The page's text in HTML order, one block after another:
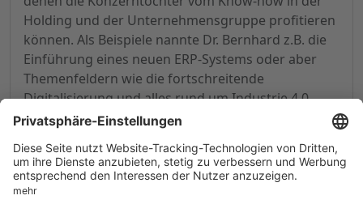
Holding und der Unternehmensgruppe profitieren
können. Als Beispiele nannte Dr. Bernhard z.B. die
Einführung eines neuen ERP-Systems oder aber
Themenfeldern wie die fortschreitende
Digitalisierung und alles rund um Industrie 4.0.
gestiegenen Personalkosten antwortete der
GESCO-Chef, dass ein Teil des Anstiegs auch auf
erfolgte Zukäufe wie die Akquisition der Setterstix